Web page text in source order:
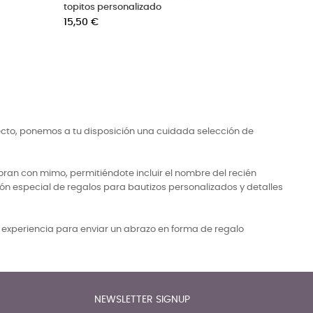
nombre bordado
ponemos a tu disposición una cuidada selección de
con mimo, permitiéndote incluir el nombre del recién
especial de regalos para bautizos personalizados y detalles
para enviar un abrazo en forma de regalo
NEWSLETTER SIGNUP